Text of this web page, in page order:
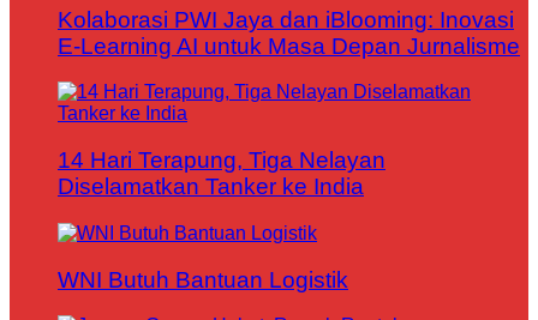
Kolaborasi PWI Jaya dan iBlooming: Inovasi
E-Learning AI untuk Masa Depan Jurnalisme
14 Hari Terapung, Tiga Nelayan
Diselamatkan Tanker ke India
WNI Butuh Bantuan Logistik